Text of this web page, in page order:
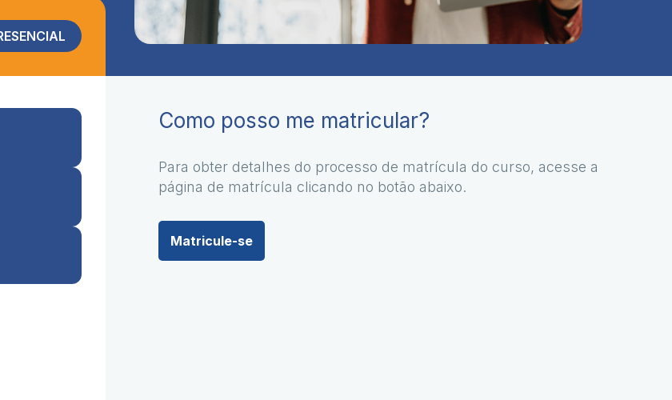
Como posso me matricular?
Para obter detalhes do processo de matrícula do curso, acesse a
página de matrícula clicando no botão abaixo.
Matricule-se